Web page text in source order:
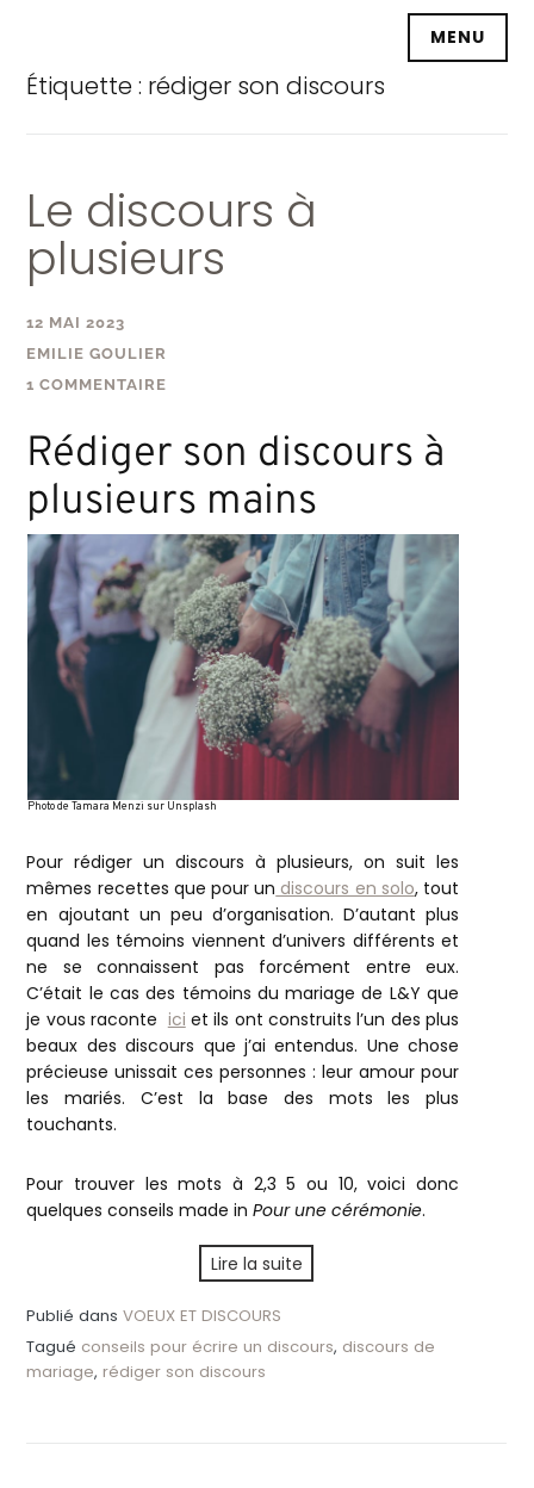
principal
MENU
Étiquette : rédiger son discours
Le discours à
plusieurs
12 MAI 2023
EMILIE GOULIER
1 COMMENTAIRE
Rédiger son discours à
plusieurs mains
Photo de Tamara Menzi sur Unsplash
Pour rédiger un discours à plusieurs, on suit les
mêmes recettes que pour un discours en solo, tout
en ajoutant un peu d’organisation. D’autant plus
quand les témoins viennent d’univers différents et
ne se connaissent pas forcément entre eux.
C’était le cas des témoins du mariage de L&Y que
je vous raconte ici et ils ont construits l’un des plus
beaux des discours que j’ai entendus. Une chose
précieuse unissait ces personnes : leur amour pour
les mariés. C’est la base des mots les plus
touchants.
Pour trouver les mots à 2,3 5 ou 10, voici donc
quelques conseils made inPour une cérémonie.
Lire la suite
Publié dansVOEUX ET DISCOURS
Tagué conseils pour écrire un discours, discours de
mariage,rédiger son discours